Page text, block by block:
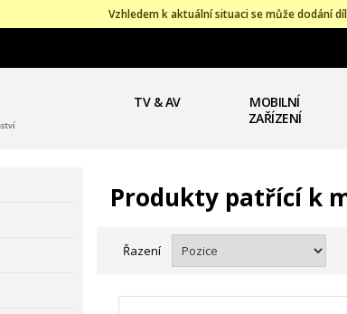
Vzhledem k aktuální situaci se může dodání
TV & AV
MOBILNÍ
ZAŘÍZENÍ
Produkty patřící k
Řazení